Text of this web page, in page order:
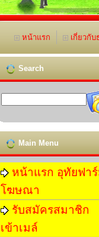
หน้าแรก เกี่ยวกับ
Search
Main Menu
หน้าแรก อุทัยฟา
โฆษณา
รับสมัครสมาชิก
เข้าเมล์